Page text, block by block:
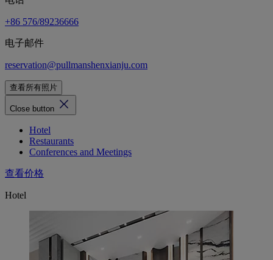
+86 576/89236666
电子邮件
reservation@pullmanshenxianju.com
查看所有照片
Close button
Hotel
Restaurants
Conferences and Meetings
查看价格
Hotel